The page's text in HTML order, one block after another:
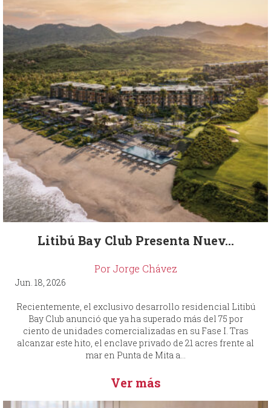
Litibú Bay Club Presenta Nuev...
Por Jorge Chávez
Jun. 18, 2026
Recientemente, el exclusivo desarrollo residencial Litibú
Bay Club anunció que ya ha superado más del 75 por
ciento de unidades comercializadas en su Fase I. Tras
alcanzar este hito, el enclave privado de 21 acres frente al
mar en Punta de Mita a...
Ver más